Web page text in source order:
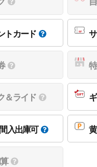
トカード
＆ライド
入出庫可